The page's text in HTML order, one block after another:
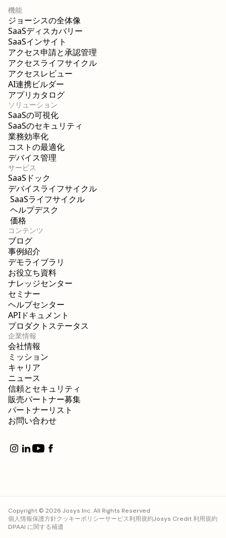
機能
ジョーシスの全体像
SaaSディスカバリー
SaaSインサイト
アクセス申請と承認管理
アクセスライフサイクル
アクセスレビュー
AI連携ビルダー
アプリカタログ
ソリューション
SaaSの可視化
SaaSのセキュリティ
業務効率化
コストの最適化
デバイス管理
サービス
SaaSドック
デバイスライフサイクル
SaaSライフサイクル
ヘルプデスク
価格
コンテンツ
ブログ
事例紹介
デモライブラリ
お役立ち資料
ナレッジセンター
セミナー
ヘルプセンター
APIドキュメント
プロダクトステータス
企業情報
会社情報
ミッション
キャリア
ニュース
信頼とセキュリティ
販売パートナー募集
パートナーリスト
お問い合わせ
Copyright © 2026 Josys Inc. All Rights Reserved
個人情報保護方針クッキーポリシーサービス利用規約Josys Credit 利用規約
DPAAI に関する補遺